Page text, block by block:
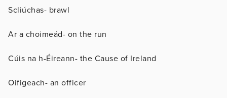
Scliúchas- brawl
Ar a choimeád- on the run
Cúis na h-Éireann- the Cause of Ireland
Oifigeach- an officer